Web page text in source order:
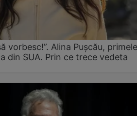
vorbesc!”. Alina Pușcău, primele
din SUA. Prin ce trece vedeta